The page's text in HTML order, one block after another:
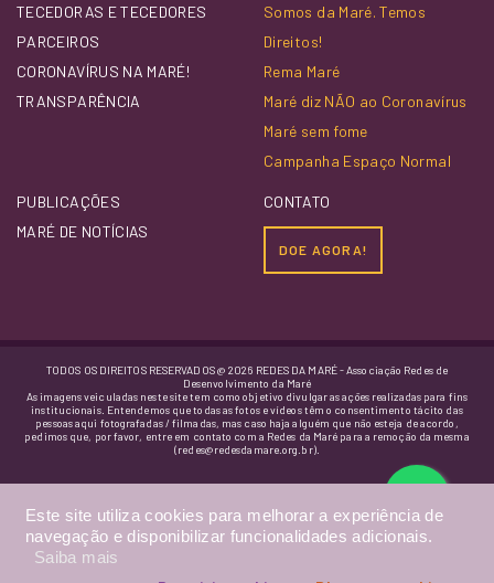
TECEDORAS E TECEDORES
PARCEIROS
CORONAVÍRUS NA MARÉ!
TRANSPARÊNCIA
Somos da Maré. Temos
Direitos!
Rema Maré
Maré diz NÃO ao Coronavírus
Maré sem fome
Campanha Espaço Normal
PUBLICAÇÕES
MARÉ DE NOTÍCIAS
CONTATO
DOE AGORA!
TODOS OS DIREITOS RESERVADOS @ 2026 REDES DA MARÉ - Associação Redes de
Desenvolvimento da Maré
As imagens veiculadas neste site tem como objetivo divulgar as ações realizadas para fins
institucionais. Entendemos que todas as fotos e vídeos têm o consentimento tácito das
pessoas aqui fotografadas / filmadas, mas caso haja alguém que não esteja de acordo,
pedimos que, por favor, entre em contato com a Redes da Maré para a remoção da mesma
(redes@redesdamare.org.br).
Este site utiliza cookies para melhorar a experiência de
navegação e disponibilizar funcionalidades adicionais.
Saiba mais